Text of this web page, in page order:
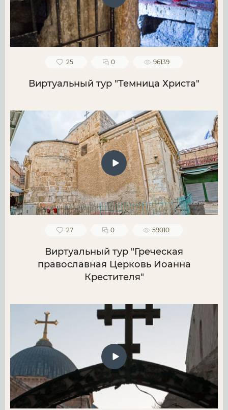
25 0 96139
Виртуальный тур "Темница Христа"
27 0 59010
Виртуальный тур "Греческая
православная Церковь Иоанна
Крестителя"